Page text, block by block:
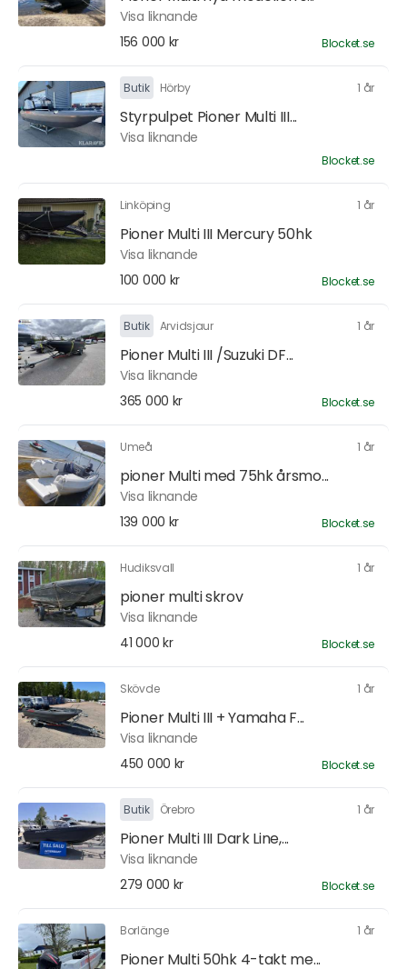
Visa liknande
156 000 kr
Blocket.se
Butik Hörby 1 år
Styrpulpet Pioner Multi III...
Visa liknande
Blocket.se
Linköping 1 år
Pioner Multi III Mercury 50hk
Visa liknande
100 000 kr
Blocket.se
Butik Arvidsjaur 1 år
Pioner Multi III /Suzuki DF...
Visa liknande
365 000 kr
Blocket.se
Umeå 1 år
pioner Multi med 75hk årsmo...
Visa liknande
139 000 kr
Blocket.se
Hudiksvall 1 år
pioner multi skrov
Visa liknande
41 000 kr
Blocket.se
Skövde 1 år
Pioner Multi III + Yamaha F...
Visa liknande
450 000 kr
Blocket.se
Butik Örebro 1 år
Pioner Multi III Dark Line,...
Visa liknande
279 000 kr
Blocket.se
Borlänge 1 år
Pioner Multi 50hk 4-takt me...